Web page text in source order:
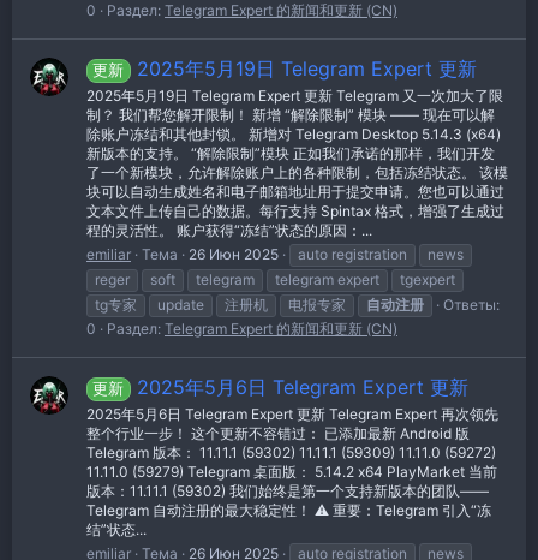
0
Раздел: Telegram Expert 的新闻和更新 (CN)
更新 2025年5月19日 Telegram Expert 更新
2025年5月19日 Telegram Expert 更新 Telegram 又一次加大了限
制？ 我们帮您解开限制！ 新增 “解除限制” 模块 —— 现在可以解
除账户冻结和其他封锁。 新增对 Telegram Desktop 5.14.3 (x64)
新版本的支持。 “解除限制”模块 正如我们承诺的那样，我们开发
了一个新模块，允许解除账户上的各种限制，包括冻结状态。 该模
块可以自动生成姓名和电子邮箱地址用于提交申请。您也可以通过
文本文件上传自己的数据。每行支持 Spintax 格式，增强了生成过
程的灵活性。 账户获得“冻结”状态的原因：...
emiliar Тема 26 Июн 2025 auto registration
news
reger
soft telegram telegram expert
tgexpert
tg专家
update 注册机 电报专家 自动注册
Ответы:
0
Раздел: Telegram Expert 的新闻和更新 (CN)
更新 2025年5月6日 Telegram Expert 更新
2025年5月6日 Telegram Expert 更新 Telegram Expert 再次领先
整个行业一步！ 这个更新不容错过： 已添加最新 Android 版
Telegram 版本： 11.11.1 (59302) 11.11.1 (59309) 11.11.0 (59272)
11.11.0 (59279) Telegram 桌面版： 5.14.2 x64 PlayMarket 当前
版本：11.11.1 (59302) 我们始终是第一个支持新版本的团队——
Telegram 自动注册的最大稳定性！ ⚠ 重要：Telegram 引入“冻
结”状态...
emiliar Тема 26 Июн 2025 auto registration news